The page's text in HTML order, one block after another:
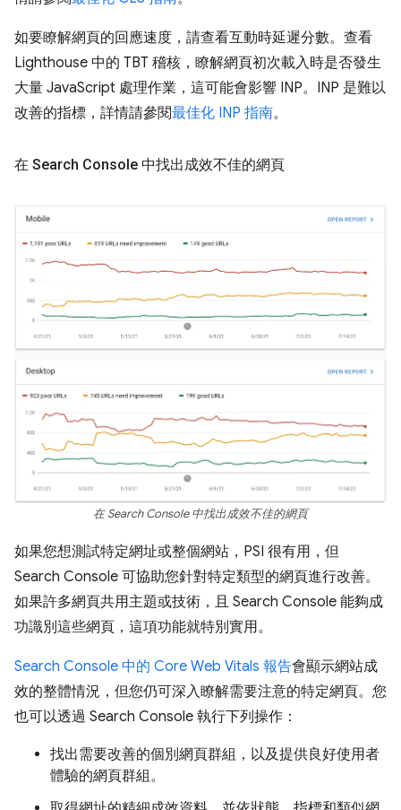
如要瞭解網頁的回應速度，請查看互動時延遲分數。查看
Lighthouse 中的 TBT 稽核，瞭解網頁初次載入時是否發生
大量 JavaScript 處理作業，這可能會影響 INP。INP 是難以
改善的指標，詳情請參閱最佳化 INP 指南。
在 Search Console 中找出成效不佳的網頁
在 Search Console 中找出成效不佳的網頁
如果您想測試特定網址或整個網站，PSI 很有用，但
Search Console 可協助您針對特定類型的網頁進行改善。
如果許多網頁共用主題或技術，且 Search Console 能夠成
功識別這些網頁，這項功能就特別實用。
Search Console 中的 Core Web Vitals 報告會顯示網站成
效的整體情況，但您仍可深入瞭解需要注意的特定網頁。您
也可以透過 Search Console 執行下列操作：
找出需要改善的個別網頁群組，以及提供良好使用者
體驗的網頁群組。